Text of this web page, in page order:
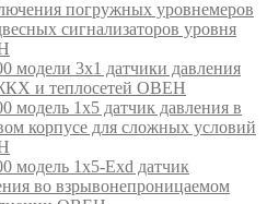
погружных уровнемеров
сигнализаторов уровня
модели 3х1 датчики давления
и теплосетей ОВЕН
модель 1х5 датчик давления в
корпусе для сложных условий
модель 1х5-Exd датчик
во взрывонепроницаемом